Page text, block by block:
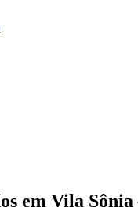
em Vila Sônia